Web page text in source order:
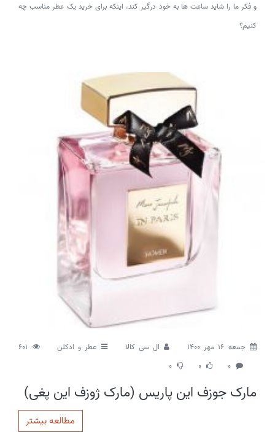
و فکر ما را شاید ساعت ها به خود درگیر کند. اینکه برای خرید یک عطر مناسب چه
کنیم؟
جمعه 16 مهر 1400 ال سی کالا عطر و ادکلن
601
0
0
0
مارک جوزف این پاریس (مارک ژوزف این پغی)
مطالعه بیشتر